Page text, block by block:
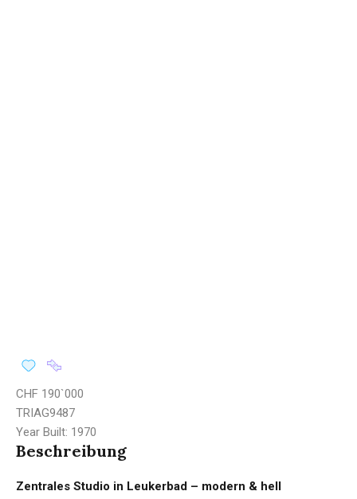
CHF 190`000
TRIAG9487
Year Built: 1970
Beschreibung
Zentrales Studio in Leukerbad – modern & hell